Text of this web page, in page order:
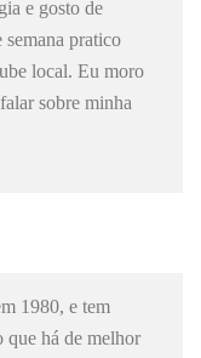
e gosto de
semana pratico
local. Eu moro
sobre minha
1980, e tem
há de melhor